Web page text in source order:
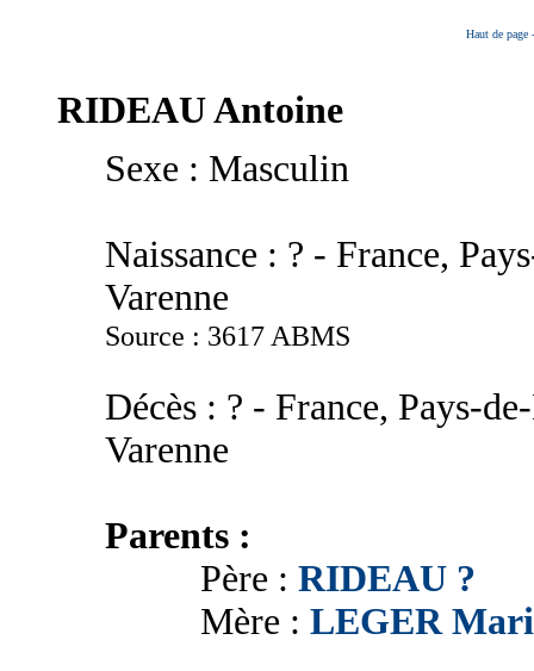
Haut de page
RIDEAUAntoine
Sexe : Masculin
Naissance : ? - France,
Varenne
Source : 3617 ABMS
Décès : ? - France, Pays-
Varenne
Parents :
Père : RIDEAU ?
Mère : LEGER